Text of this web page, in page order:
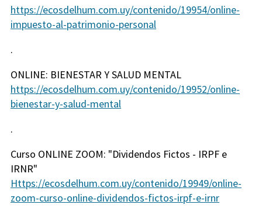
https://ecosdelhum.com.uy/contenido/19954/online-
impuesto-al-patrimonio-personal
.
ONLINE: BIENESTAR Y SALUD MENTAL
https://ecosdelhum.com.uy/contenido/19952/online-
bienestar-y-salud-mental
.
Curso ONLINE ZOOM: "Dividendos Fictos - IRPF e
IRNR"
Https://ecosdelhum.com.uy/contenido/19949/online-
zoom-curso-online-dividendos-fictos-irpf-e-irnr